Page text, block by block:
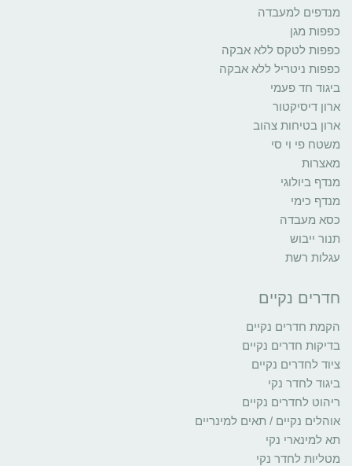
מנדפים למעבדה
כפפות מגן
כפפות לטקס ללא אבקה
כפפות ניטריל ללא אבקה
ביגוד חד פעמי
ארון דיסיקטור
ארון בטיחות צהוב
משטח פי וי סי
מאצרות
מנדף ביולוגי
מנדף כימי
כסא מעבדה
תנור ייבוש
עגלות רשת
חדרים נקיים
הקמת חדרים נקיים
בדיקות חדרים נקיים
ציוד לחדרים נקיים
ביגוד לחדר נקי
ריהוט לחדרים נקיים
אוהלים נקיים / תאים למינריים
תא למינארי נקי
מטליות לחדר נקי